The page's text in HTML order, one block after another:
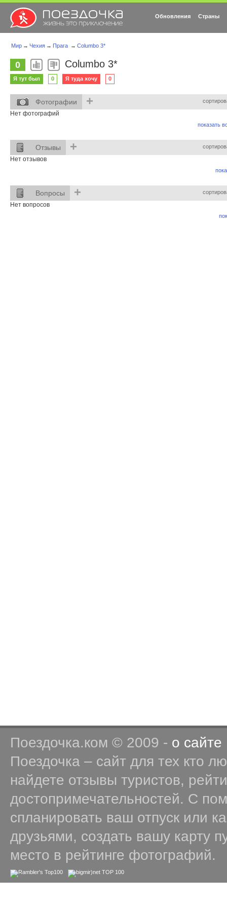
Обновления Страны
Мир → Чехия → Прага → Columbo 3*
0 Columbo 3*
Я тут был 0 Я туда хочу 0
Фотографии +
Нет фотографий
показать
Отзывы +
Нет отзывов
Вопросы +
Нет вопросов
Поездочка.ком © 2009 - о сайте
Поездочка – сайт для тех кто
найдете отзывы туристов,
достопримечательностей. С
спланировать ваш отпуск или
друзьями, создать вашу карту
место в рейтинге фотографий.